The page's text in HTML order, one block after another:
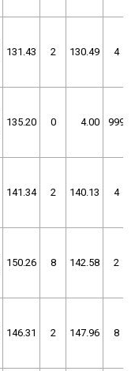
131.43 2 130.49 4
135.20 0 4.00 999
141.34 2 140.13 4
150.26 8 142.58 2
146.31 2 147.96 8